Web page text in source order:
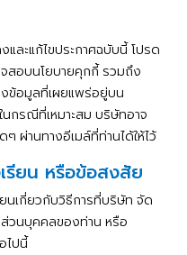
ละแก้ไขประกาศฉบับนี้ โปรด
สอบนโยบายคุกกี้ รวมถึง
ข้อมูลที่เผยแพร่อยู่บน
นกรณีที่เหมาะสม บริษัทอาจ
ๆ ผ่านทางอีเมล์ที่ท่านได้ให้ไว้
รียน หรือข้อสงสัย
นเกี่ยวกับวิธีการที่บริษัท จัด
ส่วนบุคคลของท่าน หรือ
ไปนี้